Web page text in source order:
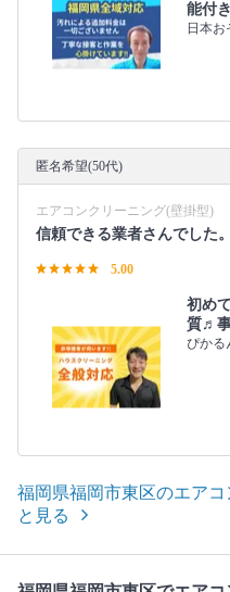
能付
日本
匿名希望(50代)
エアコンクリーニング(壁掛型)
信頼できる業者さんでした。
5.00
初め
質♬事
ぴかる
福岡県福岡市東区のエア
と見る